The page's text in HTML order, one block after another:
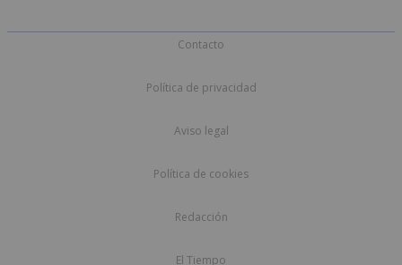
Contacto
Política de privacidad
Aviso legal
Política de cookies
Redacción
El Tiempo